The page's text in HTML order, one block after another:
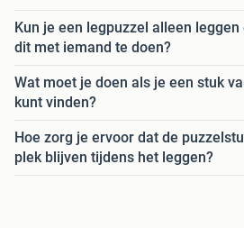
Kun je een legpuzzel alleen
dit met iemand te doen?
Wat moet je doen als je een stuk
kunt vinden?
Hoe zorg je ervoor dat de
plek blijven tijdens het leggen?